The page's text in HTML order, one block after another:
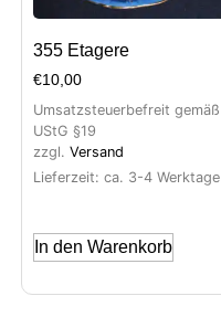
355 Etagere
€10,00
Umsatzsteuerbefreit gemäß
UStG §19
zzgl. Versand
Lieferzeit: ca. 3-4 Werktage
In den Warenkorb